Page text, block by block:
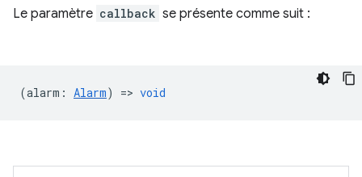
Le paramètre callback se présente comme suit :
(alarm : Alarm) => void